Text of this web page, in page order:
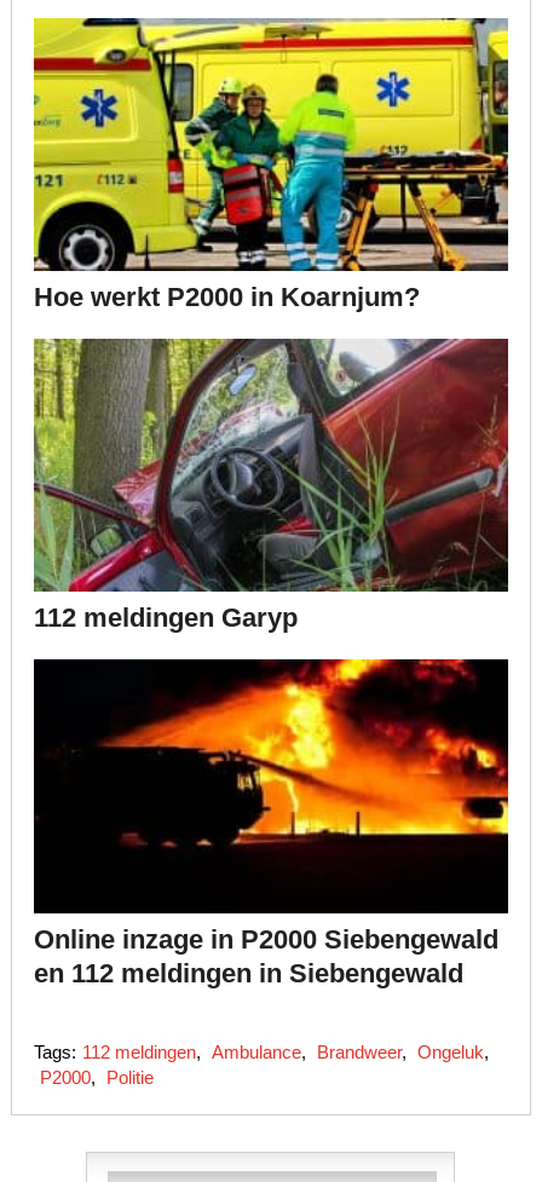
Hoe werkt P2000 in Koarnjum?
112 meldingen Garyp
Online inzage in P2000 Siebengewald
en 112 meldingen in Siebengewald
Tags: 112 meldingen, Ambulance, Brandweer, Ongeluk,
P2000, Politie